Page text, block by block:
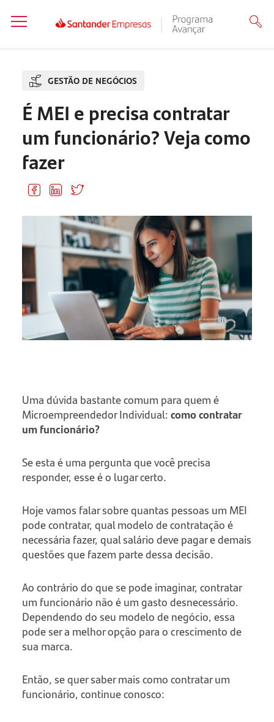
GESTÃO DE NEGÓCIOS
É MEI e precisa contratar
um funcionário? Veja como
fazer
Uma dúvida bastante comum para quem é
Microempreendedor Individual:como contratar
um funcionário?
Se esta é uma pergunta que você precisa
responder, esse é o lugar certo.
Hoje vamos falar sobre quantas pessoas um MEI
pode contratar, qual modelo de contratação é
necessária fazer, qual salário deve pagar e demais
questões que fazem parte dessa decisão.
Ao contrário do que se pode imaginar, contratar
um funcionário não é um gasto desnecessário.
Dependendo do seu modelo de negócio, essa
pode ser a melhor opção para o crescimento de
sua marca.
Então, se quer saber mais como contratar um
funcionário, continue conosco: